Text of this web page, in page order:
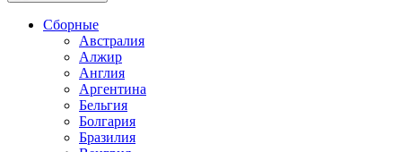
Сборные
Австралия
Алжир
Англия
Аргентина
Бельгия
Болгария
Бразилия